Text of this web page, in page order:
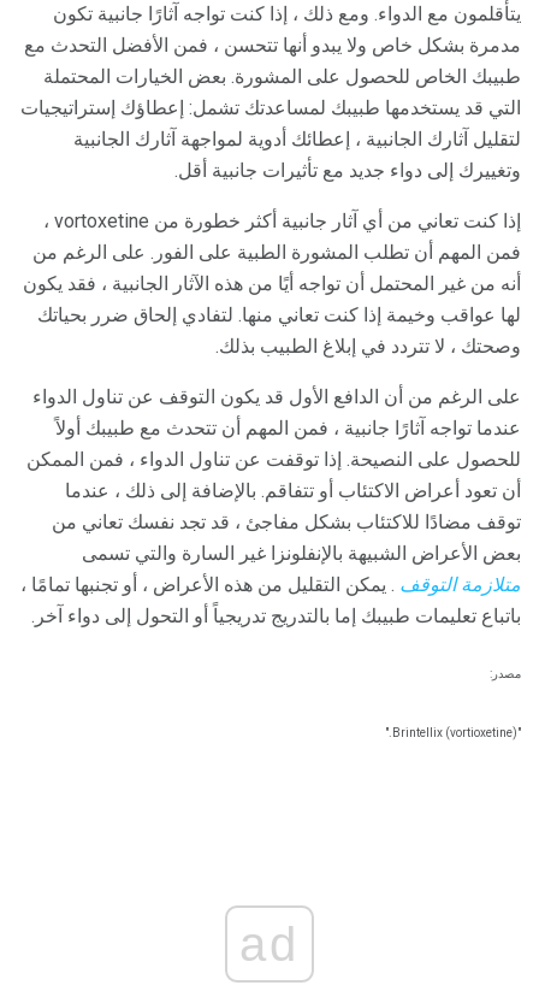
يتأقلمون مع الدواء. ومع ذلك ، إذا كنت تواجه آثارًا جانبية تكون
مدمرة بشكل خاص ولا يبدو أنها تتحسن ، فمن الأفضل التحدث مع
طبيبك الخاص للحصول على المشورة. بعض الخيارات المحتملة
التي قد يستخدمها طبيبك لمساعدتك تشمل: إعطاؤك إستراتيجيات
لتقليل آثارك الجانبية ، إعطائك أدوية لمواجهة آثارك الجانبية
وتغييرك إلى دواء جديد مع تأثيرات جانبية أقل.
إذا كنت تعاني من أي آثار جانبية أكثر خطورة من vortoxetine ،
فمن المهم أن تطلب المشورة الطبية على الفور. على الرغم من
أنه من غير المحتمل أن تواجه أيًا من هذه الآثار الجانبية ، فقد يكون
لها عواقب وخيمة إذا كنت تعاني منها. لتفادي إلحاق ضرر بحياتك
وصحتك ، لا تتردد في إبلاغ الطبيب بذلك.
على الرغم من أن الدافع الأول قد يكون التوقف عن تناول الدواء
عندما تواجه آثارًا جانبية ، فمن المهم أن تتحدث مع طبيبك أولاً
للحصول على النصيحة. إذا توقفت عن تناول الدواء ، فمن الممكن
أن تعود أعراض الاكتئاب أو تتفاقم. بالإضافة إلى ذلك ، عندما
توقف مضادًا للاكتئاب بشكل مفاجئ ، قد تجد نفسك تعاني من
بعض الأعراض الشبيهة بالإنفلونزا غير السارة والتي تسمى
متلازمة التوقف . يمكن التقليل من هذه الأعراض ، أو تجنبها تمامًا ،
باتباع تعليمات طبيبك إما بالتدريج تدريجياً أو التحول إلى دواء آخر.
مصدر:
"Brintellix (vortioxetine)."
ad